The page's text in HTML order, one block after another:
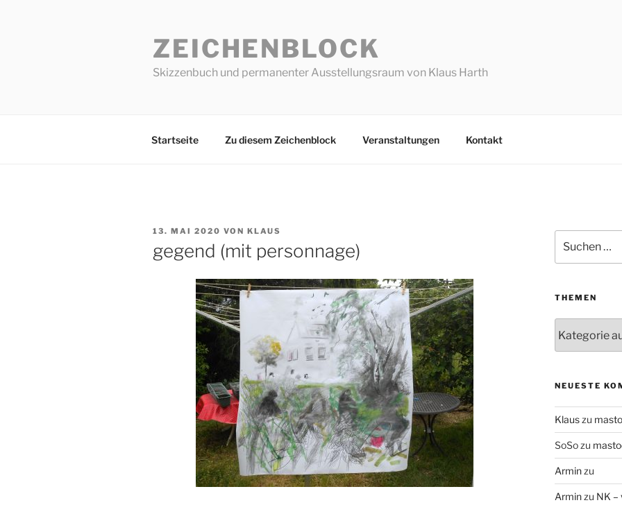
ZEICHENBLOCK
Skizzenbuch und permanenter Ausstellungsraum von Klaus Harth
Startseite Zu diesem Zeichenblock Veranstaltungen Kontakt
VERÖFFENTLICHT
13. MAI 2020 VON KLAUS
gegend (mit personnage)
nach:
THEMEN
NEUESTE
Klauszu
SoSozu
Arminzu
Arminzu NK –